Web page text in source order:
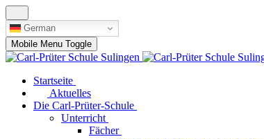
German
Mobile Menu Toggle
Startseite
Aktuelles
Die Carl-Prüter-Schule
Unterricht
Fächer